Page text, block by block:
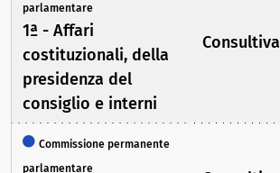
parlamentare
1ª - Affari
costituzionali, della
presidenza del
consiglio e interni
Consultiva
Commissione permanente
parlamentare